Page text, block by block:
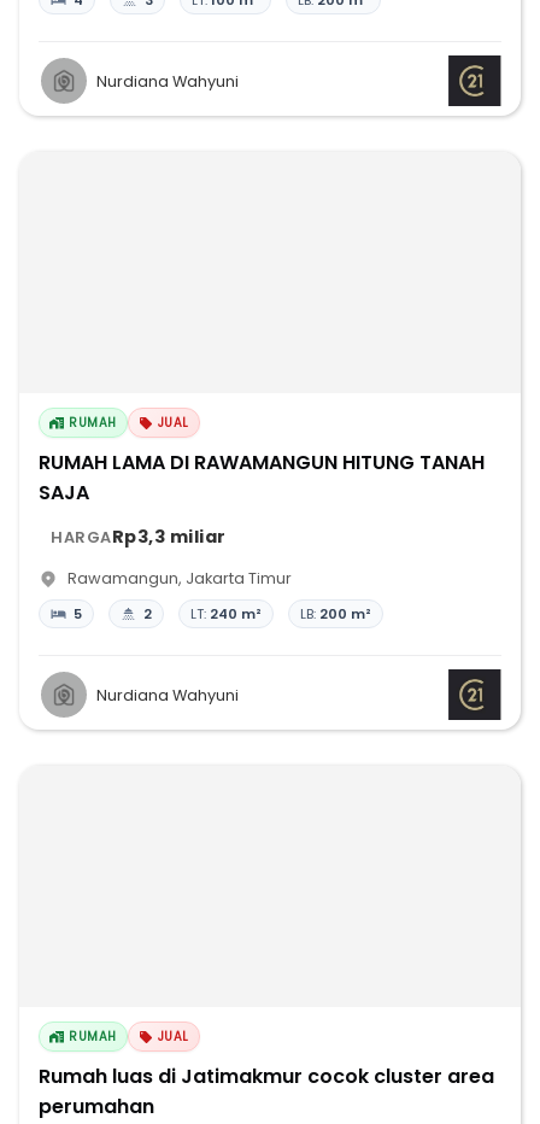
Nurdiana Wahyuni
RUMAH JUAL
RUMAH LAMA DI RAWAMANGUN HITUNG TANAH
SAJA
HARGARp3,3 miliar
Rawamangun, Jakarta Timur
5 2 LT: 240 m² LB: 200 m²
Nurdiana Wahyuni
RUMAH JUAL
Rumah luas di Jatimakmur cocok cluster area
perumahan